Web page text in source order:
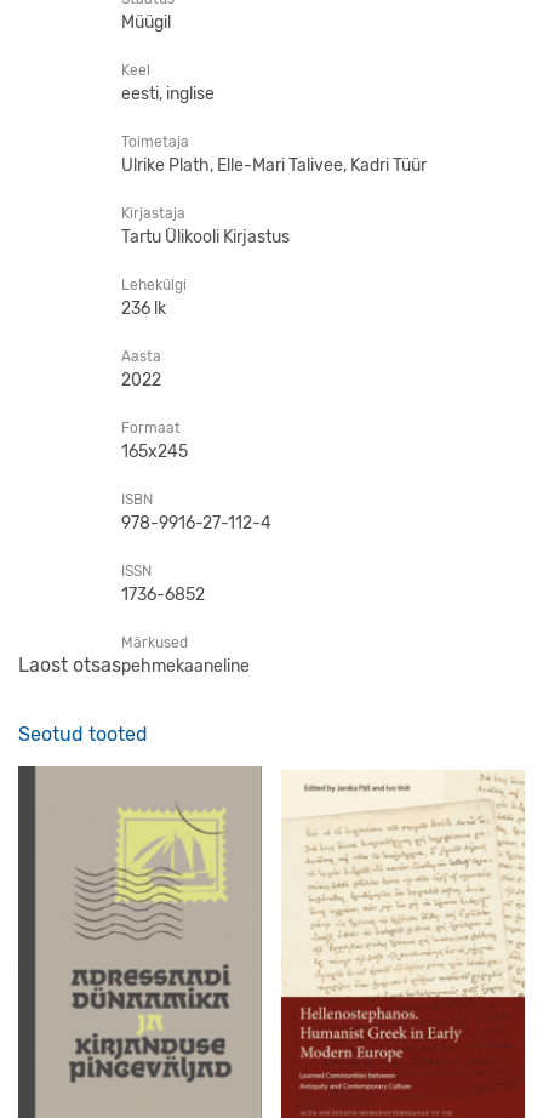
Laost otsas
Müügil
Keel
eesti, inglise
Toimetaja
Ulrike Plath, Elle-Mari Talivee, Kadri Tüür
Kirjastaja
Tartu Ülikooli Kirjastus
Lehekülgi
236 lk
Aasta
2022
Formaat
165x245
ISBN
978-9916-27-112-4
ISSN
1736-6852
Märkused
pehmekaaneline
Seotud tooted